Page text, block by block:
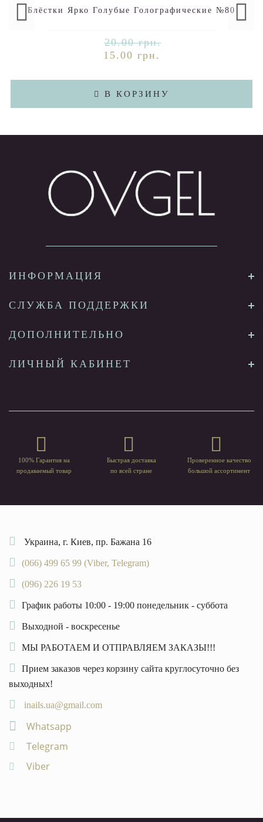
Блёстки Ярко Голубые Голографические №80
20.00 грн.
15.00 грн.
В КОРЗИНУ
ИНФОРМАЦИЯ
СЛУЖБА ПОДДЕРЖКИ
ДОПОЛНИТЕЛЬНО
ЛИЧНЫЙ КАБИНЕТ
100% Гарантия на
продаваемый товар
Быстрая доставка
по всей стране
Проверенное качество
большой ассортимент
Украина, г. Киев, пр. Бажана 16
(066) 499 65 99 (Viber, Telegram)
(096) 226 19 53
График работы 10:00 - 19:00 понедельник - суббота
Выходной - воскресенье
МЫ РАБОТАЕМ И ОТПРАВЛЯЕМ ЗАКАЗЫ!!!
Прием заказов через корзину сайта круглосуточно без
выходных!
inails.ua@gmail.com
Whatsapp
Telegram
Viber